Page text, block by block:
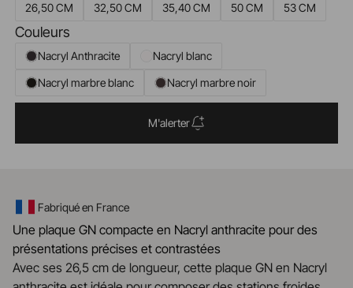
26,50 CM 32,50 CM 35,40 CM 50 CM 53 CM
Couleurs
Nacryl Anthracite
Nacryl blanc
Nacryl marbre blanc
Nacryl marbre noir
M'alerter
Fabriqué en France
Une plaque GN compacte en Nacryl anthracite pour des
présentations précises et contrastées
Avec ses 26,5 cm de longueur, cette plaque GN en Nacryl